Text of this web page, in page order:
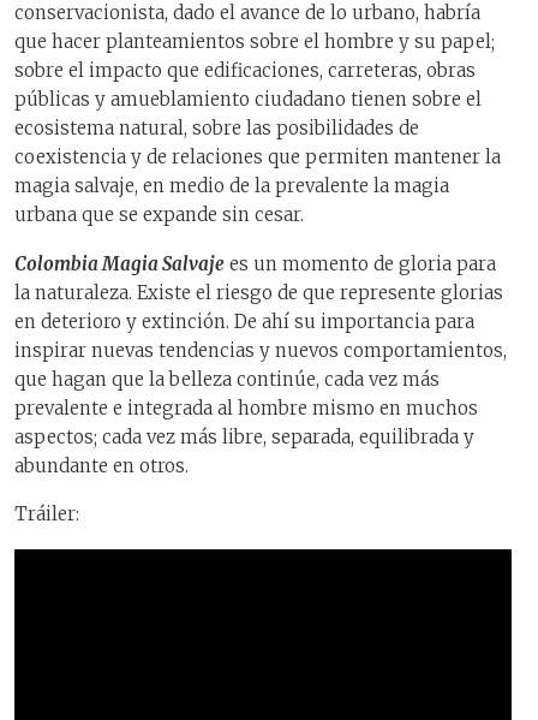
conservacionista, dado el avance de lo urbano, habría
que hacer planteamientos sobre el hombre y su papel;
sobre el impacto que edificaciones, carreteras, obras
públicas y amueblamiento ciudadano tienen sobre el
ecosistema natural, sobre las posibilidades de
coexistencia y de relaciones que permiten mantener la
magia salvaje, en medio de la prevalente la magia
urbana que se expande sin cesar.
Colombia Magia Salvaje es un momento de gloria para
la naturaleza. Existe el riesgo de que represente glorias
en deterioro y extinción. De ahí su importancia para
inspirar nuevas tendencias y nuevos comportamientos,
que hagan que la belleza continúe, cada vez más
prevalente e integrada al hombre mismo en muchos
aspectos; cada vez más libre, separada, equilibrada y
abundante en otros.
Tráiler: